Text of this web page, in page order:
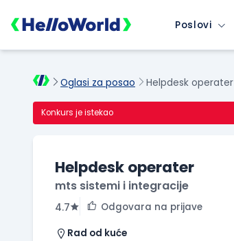
Poslovi
Oglasi za posao Helpdesk operater
Konkurs je istekao
Helpdesk operater
mts sistemi i integracije
4.7
Odgovara na prijave
Rad od kuće